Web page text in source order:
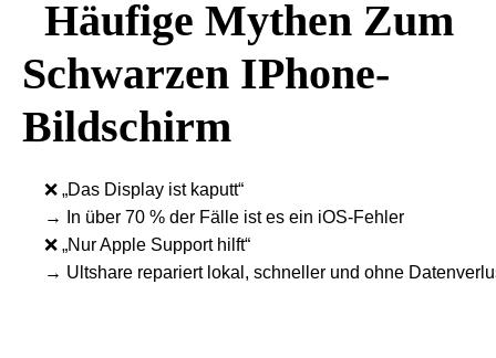
Häufige Mythen Zum
Schwarzen IPhone-
Bildschirm
❌ „Das Display ist kaputt“
→ In über 70 % der Fälle ist es ein iOS-Fehler
❌ „Nur Apple Support hilft“
→ Ultshare repariert lokal, schneller und ohne